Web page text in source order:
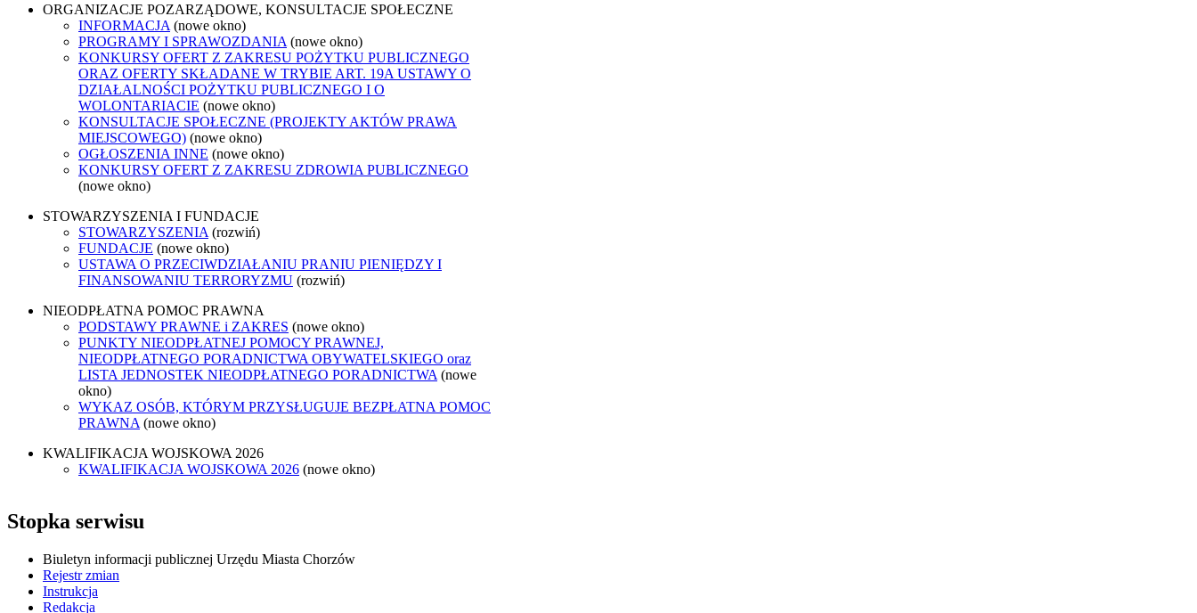
ORGANIZACJE POZARZĄDOWE, KONSULTACJE SPOŁECZNE
INFORMACJA (nowe okno)
PROGRAMY I SPRAWOZDANIA (nowe okno)
KONKURSY OFERT Z ZAKRESU POŻYTKU PUBLICZNEGO
ORAZ OFERTY SKŁADANE W TRYBIE ART. 19A USTAWY O
DZIAŁALNOŚCI POŻYTKU PUBLICZNEGO I O
WOLONTARIACIE (nowe okno)
KONSULTACJE SPOŁECZNE (PROJEKTY AKTÓW PRAWA
MIEJSCOWEGO) (nowe okno)
OGŁOSZENIA INNE (nowe okno)
KONKURSY OFERT Z ZAKRESU ZDROWIA PUBLICZNEGO
(nowe okno)
STOWARZYSZENIA I FUNDACJE
STOWARZYSZENIA (rozwiń)
FUNDACJE (nowe okno)
USTAWA O PRZECIWDZIAŁANIU PRANIU PIENIĘDZY I
FINANSOWANIU TERRORYZMU (rozwiń)
NIEODPŁATNA POMOC PRAWNA
PODSTAWY PRAWNE i ZAKRES (nowe okno)
PUNKTY NIEODPŁATNEJ POMOCY PRAWNEJ,
NIEODPŁATNEGO PORADNICTWA OBYWATELSKIEGO oraz
LISTA JEDNOSTEK NIEODPŁATNEGO PORADNICTWA (nowe
okno)
WYKAZ OSÓB, KTÓRYM PRZYSŁUGUJE BEZPŁATNA POMOC
PRAWNA (nowe okno)
KWALIFIKACJA WOJSKOWA 2026
KWALIFIKACJA WOJSKOWA 2026 (nowe okno)
Stopka serwisu
Biuletyn informacji publicznej Urzędu Miasta Chorzów
Rejestr zmian
Instrukcja
Redakcja